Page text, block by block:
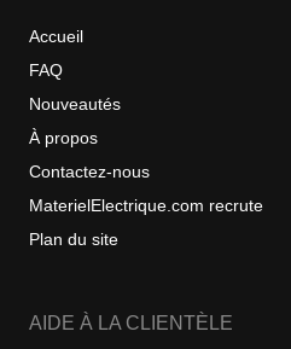
Accueil
FAQ
Nouveautés
À propos
Contactez-nous
MaterielElectrique.com recrute
Plan du site
AIDE À LA CLIENTÈLE